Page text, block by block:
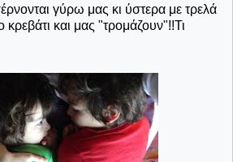
γύρω μας κι ύστερα με τρελά
και μας "τρομάζουν"!!Τι